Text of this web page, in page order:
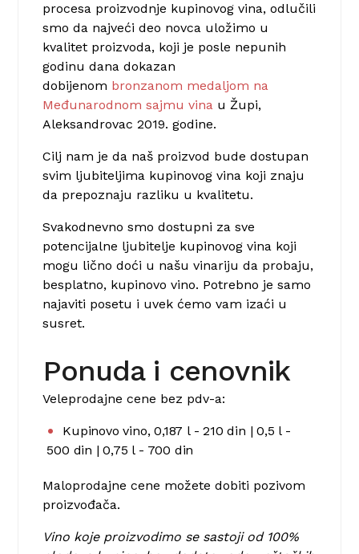
procesa proizvodnje kupinovog vina, odlučili
smo da najveći deo novca uložimo u
kvalitet proizvoda, koji je posle nepunih
godinu dana dokazan
dobijenom bronzanom medaljom na
Međunarodnom sajmu vina u Župi,
Aleksandrovac 2019. godine.
Cilj nam je da naš proizvod bude dostupan
svim ljubiteljima kupinovog vina koji znaju
da prepoznaju razliku u kvalitetu.
Svakodnevno smo dostupni za sve
potencijalne ljubitelje kupinovog vina koji
mogu lično doći u našu vinariju da probaju,
besplatno, kupinovo vino. Potrebno je samo
najaviti posetu i uvek ćemo vam izaći u
susret.
Ponuda i cenovnik
Veleprodajne cene bez pdv-a:
Kupinovo vino, 0,187 l - 210 din | 0,5 l -
500 din | 0,75 l - 700 din
Maloprodajne cene možete dobiti pozivom
proizvođača.
Vino koje proizvodimo se sastoji od 100%